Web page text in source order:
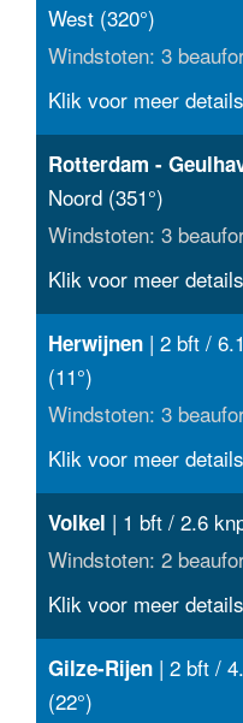
West (320°)
Windstoten: 3
Klik voor meer details
Rotterdam -
Noord (351°)
Windstoten: 3
Klik voor meer details
Herwijnen | 2 bft /
(11°)
Windstoten: 3
Klik voor meer details
Volkel | 1 bft / 2.6
Windstoten: 2
Klik voor meer details
Gilze-Rijen | 2 bft /
(22°)